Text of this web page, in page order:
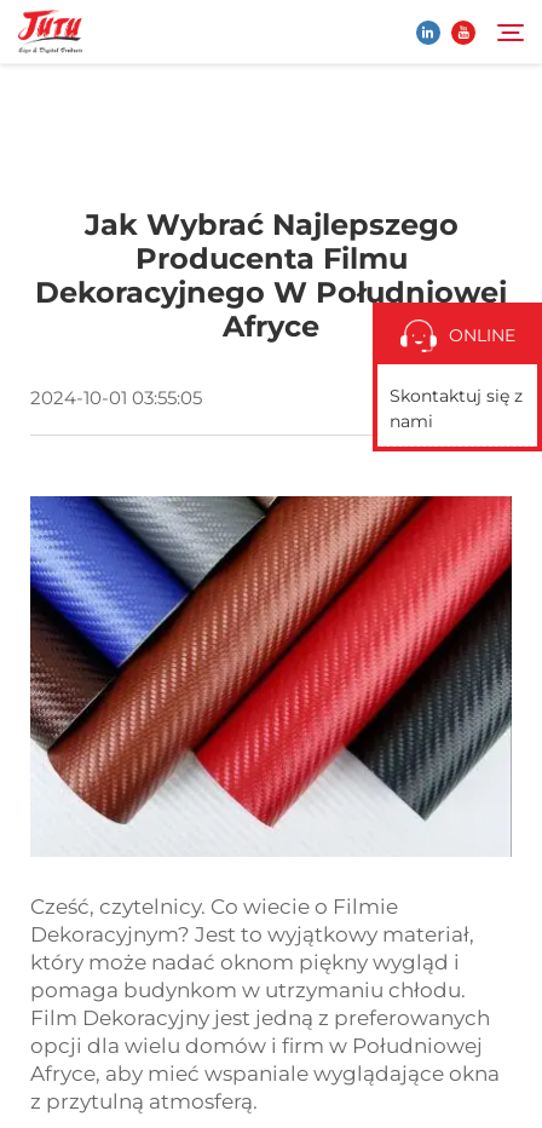
Produkty
O Nas
Aktualności
Skontaktuj się z nami
ONLINE
Skontaktuj się z
nami
Jak Wybrać Najlepszego
Producenta Filmu
Dekoracyjnego W Południowej
Afryce
2024-10-01 03:55:05
Cześć, czytelnicy. Co wiecie o Filmie
Dekoracyjnym? Jest to wyjątkowy materiał,
który może nadać oknom piękny wygląd i
pomaga budynkom w utrzymaniu chłodu.
Film Dekoracyjny jest jedną z preferowanych
opcji dla wielu domów i firm w Południowej
Afryce, aby mieć wspaniale wyglądające okna
z przytulną atmosferą.